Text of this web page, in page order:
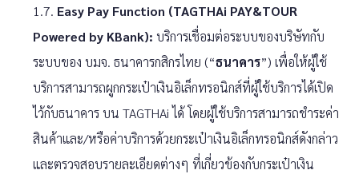
1.7. Easy Pay Function (TAGTHAi PAY&TOUR
Powered by KBank): บริการเชื่อมต่อระบบของบริษัทกับ
ระบบของ บมจ. ธนาคารกสิกรไทย (“ธนาคาร”) เพื่อให้ผู้ใช้
บริการสามารถผูกกระเป๋าเงินอิเล็กทรอนิกส์ที่ผู้ใช้บริการได้เปิด
ไว้กับธนาคาร บน TAGTHAi ได้ โดยผู้ใช้บริการสามารถชำระค่า
สินค้าและ/หรือค่าบริการด้วยกระเป๋าเงินอิเล็กทรอนิกส์ดังกล่าว
และตรวจสอบรายละเอียดต่างๆ ที่เกี่ยวข้องกับกระเป๋าเงิน